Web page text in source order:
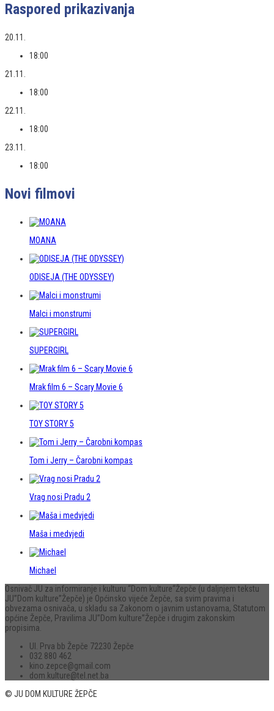
Raspored prikazivanja
20.11.
18:00
21.11.
18:00
22.11.
18:00
23.11.
18:00
Novi filmovi
MOANA
ODISEJA (THE ODYSSEY)
Malci i monstrumi
SUPERGIRL
Mrak film 6 – Scary Movie 6
TOY STORY 5
Tom i Jerry – Čarobni kompas
Vrag nosi Pradu 2
Maša i medvjedi
Michael
Osnivač JU za informiranje i kulturu “Dom kulture“Žepče (u daljnjem tekstu
JU”Dom kulture”Žepče) je Općinsko vijeće Žepče, sa svim pravima i
obvezama osnivača, u skladu sa Zakonom o javnim ustanovama, Statutom
općine Žepče, Pravilima JU”Dom kulture”Žepče i drugim zakonskim
propisima.
Ul. Prva bb Žepče 72230 Žepče
032 880 462
kino.zepce@gmail.com
dom.kulture@tel.net.ba
© JU DOM KULTURE ŽEPČE